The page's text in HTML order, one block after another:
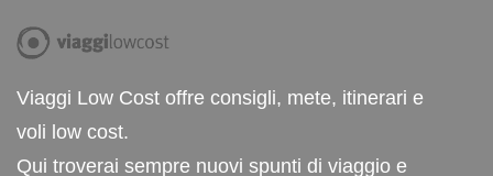
Viaggi Low Cost offre consigli, mete, itinerari e
voli low cost.
Qui troverai sempre nuovi spunti di viaggio e